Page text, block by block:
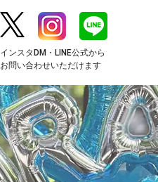
インスタDM・LINE公式から
お問い合わせいただけます